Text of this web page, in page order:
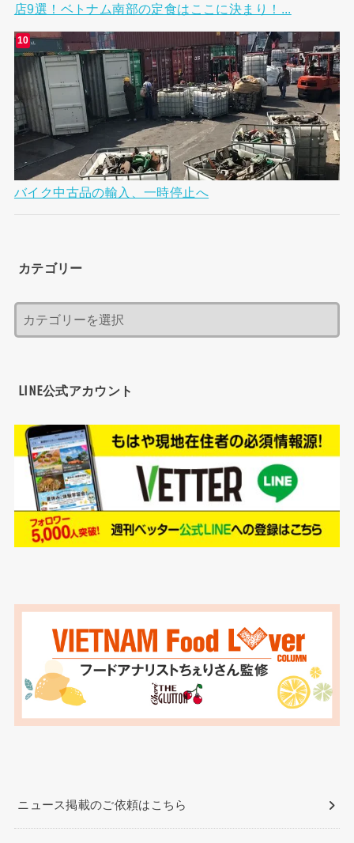
店9選！ベトナム南部の定食はここに決まり！...
バイク中古品の輸入、一時停止へ
カテゴリー
LINE公式アカウント
ニュース掲載のご依頼はこちら